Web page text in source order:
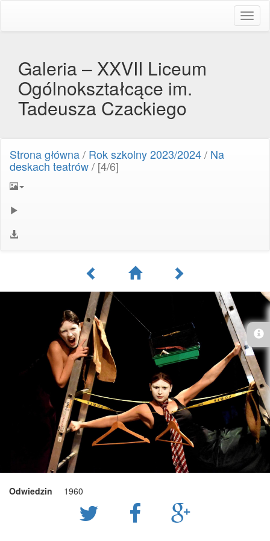
Galeria – XXVII Liceum
Ogólnokształcące im.
Tadeusza Czackiego
Strona główna/ Rok szkolny 2023/2024/ Na
deskach teatrów/ [4/6]
Odwiedzin 1960